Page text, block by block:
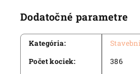
Dodatočné parametre
Kategória:
Počet kociek:
386